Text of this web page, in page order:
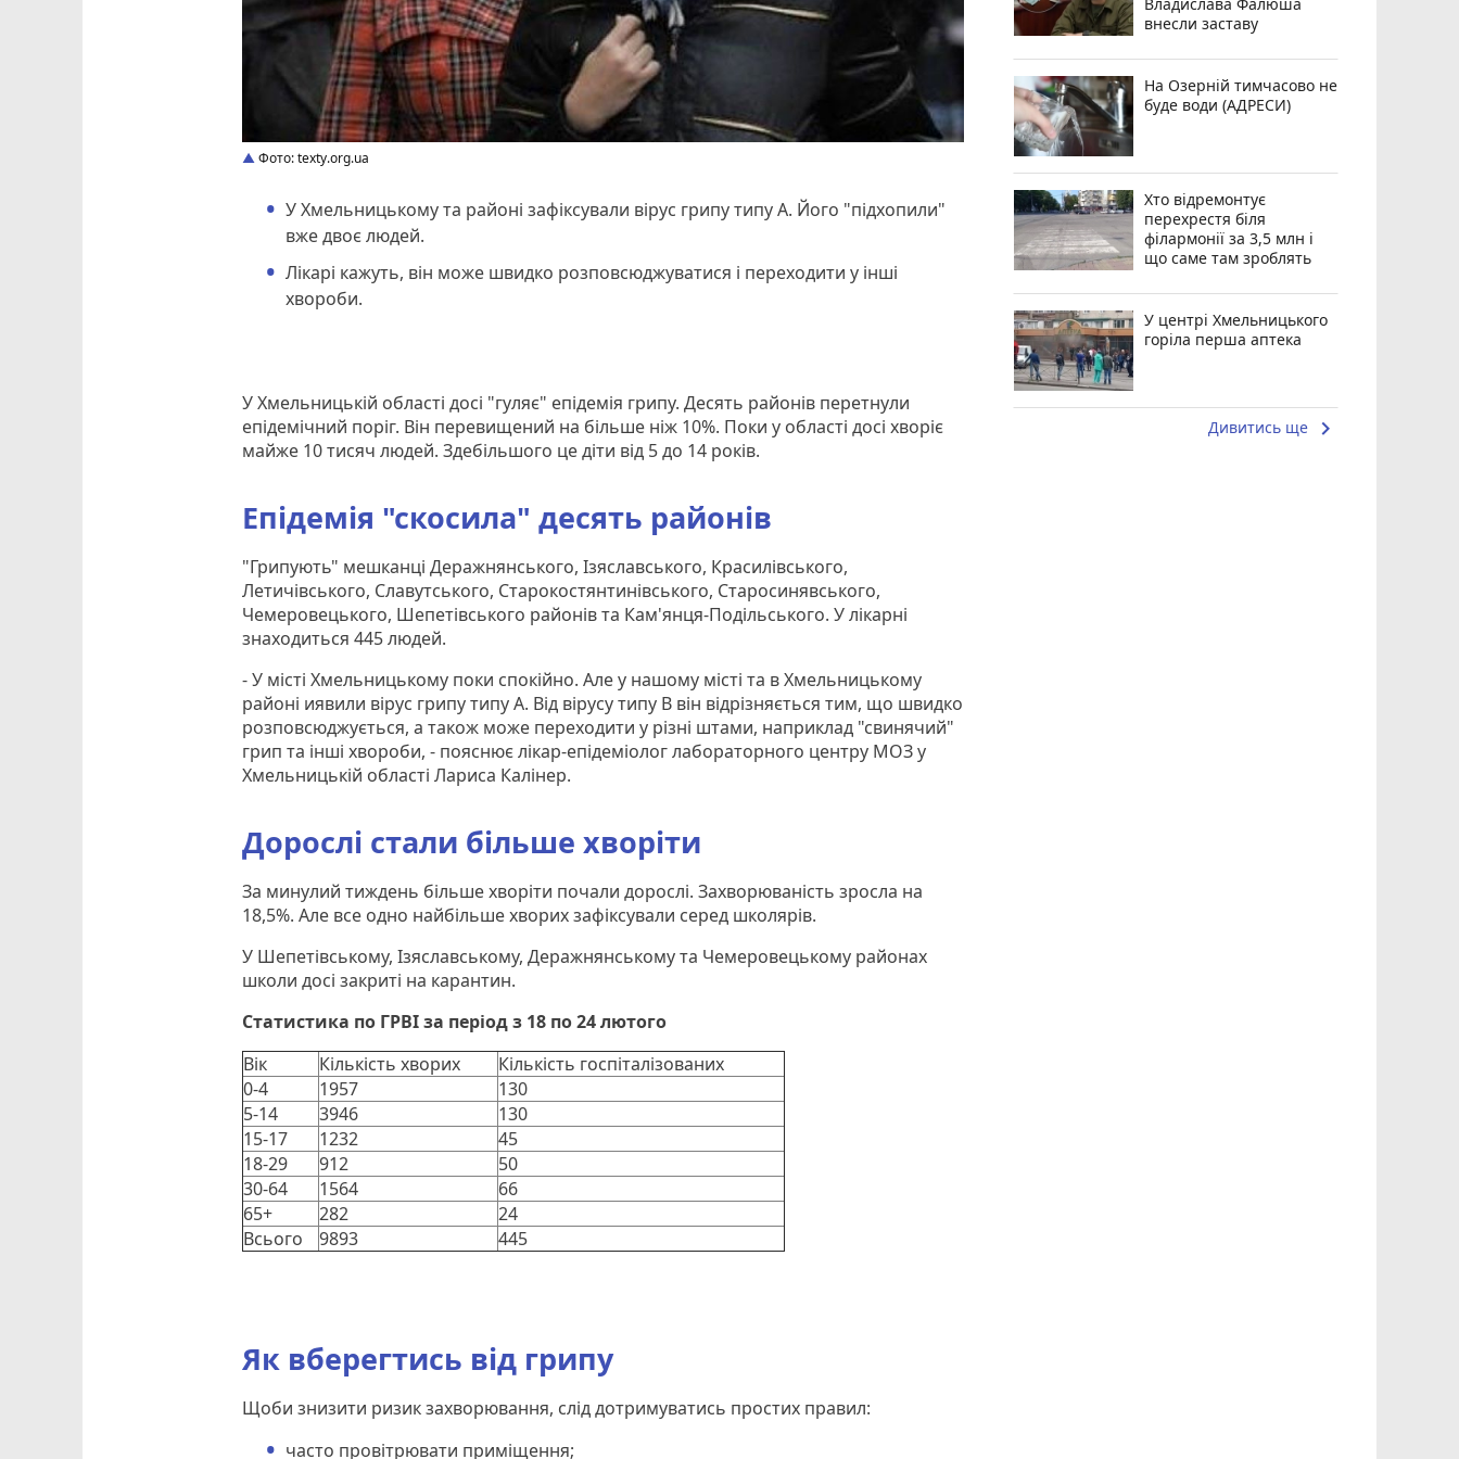
Фото: texty.org.ua
У Хмельницькому та районі зафіксували вірус грипу типу А. Його "підхопили"
вже двоє людей.
Лікарі кажуть, він може швидко розповсюджуватися і переходити у інші
хвороби.
У Хмельницькій області досі "гуляє" епідемія грипу. Десять районів перетнули
епідемічний поріг. Він перевищений на більше ніж 10%. Поки у області досі хворіє
майже 10 тисяч людей. Здебільшого це діти від 5 до 14 років.
Епідемія "скосила" десять районів
"Грипують" мешканці Деражнянського, Ізяславського, Красилівського,
Летичівського, Славутського, Старокостянтинівського, Старосинявського,
Чемеровецького, Шепетівського районів та Кам'янця-Подільського. У лікарні
знаходиться 445 людей.
- У місті Хмельницькому поки спокійно. Але у нашому місті та в Хмельницькому
районі иявили вірус грипу типу А. Від вірусу типу В він відрізняється тим, що швидко
розповсюджується, а також може переходити у різні штами, наприклад "свинячий"
грип та інші хвороби, - пояснює лікар-епідеміолог лабораторного центру МОЗ у
Хмельницькій області Лариса Калінер.
Дорослі стали більше хворіти
За минулий тиждень більше хворіти почали дорослі. Захворюваність зросла на
18,5%. Але все одно найбільше хворих зафіксували серед школярів.
У Шепетівському, Ізяславському, Деражнянському та Чемеровецькому районах
школи досі закриті на карантин.
Статистика по ГРВІ за період з 18 по 24 лютого
Вік
Кількість хворих
Кількість госпіталізованих
0-4
1957
130
5-14
3946
130
15-17
1232
45
18-29
912
50
30-64
1564
66
65+
282
24
Всього
9893 445
Як вберегтись від грипу
Щоби знизити ризик захворювання, слід дотримуватись простих правил:
часто провітрювати приміщення;
внесли заставу
На Озерній тимчасово не
буде води (АДРЕСИ)
Хто відремонтує
перехрестя біля
філармонії за 3,5 млн і
що саме там зроблять
У центрі Хмельницького
горіла перша аптека
Дивитись ще keyboard_arrow_right